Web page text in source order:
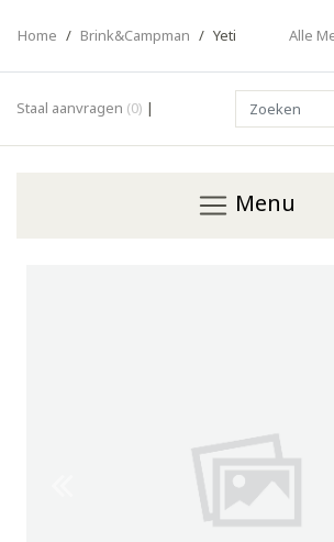
Home / Brink&Campman / Yeti Alle
Staal aanvragen (0) | Search
Menu